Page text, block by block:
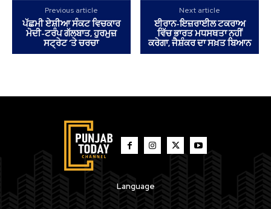
Previous article
ਪੱਛਮੀ ਏਸ਼ੀਆ ਸੰਕਟ ਵਿਚਕਾਰ
ਮੋਦੀ-ਟਰੰਪ ਗੱਲਬਾਤ, ਹੁਰਮੁਜ਼
ਸਟ੍ਰੇਟ ‘ਤੇ ਚਰਚਾ
Next article
ਈਰਾਨ-ਇਜ਼ਰਾਈਲ ਟਕਰਾਅ
ਵਿੱਚ ਭਾਰਤ ਮਧਸਥਤਾ ਨਹੀਂ
ਕਰੇਗਾ, ਜੈਸ਼ੰਕਰ ਦਾ ਸਖ਼ਤ ਬਿਆਨ
Language